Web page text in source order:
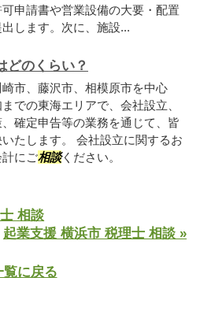
申請書や営業設備の大要・配置
します。次に、施設...
どのくらい？
市、藤沢市、相模原市を中心
での東海エリアで、会社設立、
確定申告等の業務を通じて、皆
たします。 会社設立に関するお
にご相談ください。
相談
起業支援 横浜市 税理士 相談 »
覧に戻る